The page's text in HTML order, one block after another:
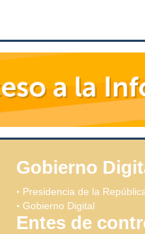
Gobierno
Presidencia de la
Gobierno Digital
Entes de